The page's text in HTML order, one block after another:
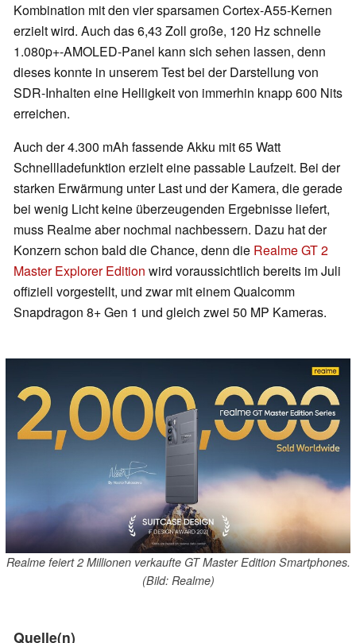
Kombination mit den vier sparsamen Cortex-A55-Kernen
erzielt wird. Auch das 6,43 Zoll große, 120 Hz schnelle
1.080p+-AMOLED-Panel kann sich sehen lassen, denn
dieses konnte in unserem Test bei der Darstellung von
SDR-Inhalten eine Helligkeit von immerhin knapp 600 Nits
erreichen.
Auch der 4.300 mAh fassende Akku mit 65 Watt
Schnellladefunktion erzielt eine passable Laufzeit. Bei der
starken Erwärmung unter Last und der Kamera, die gerade
bei wenig Licht keine überzeugenden Ergebnisse liefert,
muss Realme aber nochmal nachbessern. Dazu hat der
Konzern schon bald die Chance, denn die Realme GT 2
Master Explorer Edition wird voraussichtlich bereits im Juli
offiziell vorgestellt, und zwar mit einem Qualcomm
Snapdragon 8+ Gen 1 und gleich zwei 50 MP Kameras.
Realme feiert 2 Millionen verkaufte GT Master Edition Smartphones.
(Bild: Realme)
Quelle(n)